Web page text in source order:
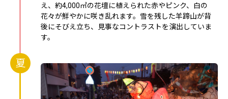
え、約4,000㎡の花壇に植えられた赤やピンク、白の
花々が鮮やかに咲き乱れます。雪を残した羊蹄山が背
後にそびえ立ち、見事なコントラストを演出していま
す。
夏